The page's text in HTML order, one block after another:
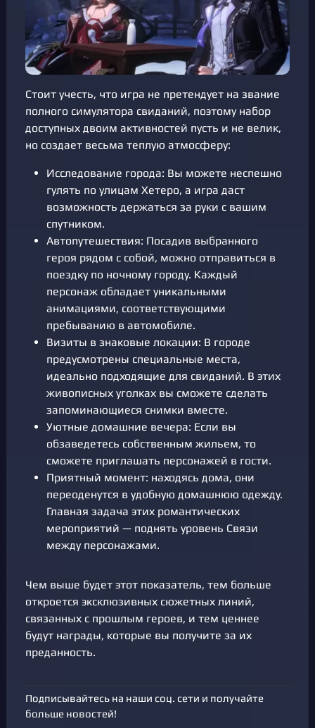
Стоит учесть, что игра не претендует на звание
полного симулятора свиданий, поэтому набор
доступных двоим активностей пусть и не велик,
но создает весьма теплую атмосферу:
Исследование города: Вы можете неспешно
гулять по улицам Хетеро, а игра даст
возможность держаться за руки с вашим
спутником.
Автопутешествия: Посадив выбранного
героя рядом с собой, можно отправиться в
поездку по ночному городу. Каждый
персонаж обладает уникальными
анимациями, соответствующими
пребыванию в автомобиле.
Визиты в знаковые локации: В городе
предусмотрены специальные места,
идеально подходящие для свиданий. В этих
живописных уголках вы сможете сделать
запоминающиеся снимки вместе.
Уютные домашние вечера: Если вы
обзаведетесь собственным жильем, то
сможете приглашать персонажей в гости.
Приятный момент: находясь дома, они
переоденутся в удобную домашнюю одежду.
Главная задача этих романтических
мероприятий — поднять уровень Связи
между персонажами.
Чем выше будет этот показатель, тем больше
откроется эксклюзивных сюжетных линий,
связанных с прошлым героев, и тем ценнее
будут награды, которые вы получите за их
преданность.
Подписывайтесь на наши соц. сети и получайте
больше новостей!